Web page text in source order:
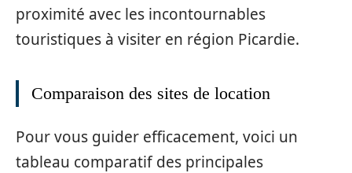
proximité avec les incontournables
touristiques à visiter en région Picardie.
Comparaison des sites de location
Pour vous guider efficacement, voici un
tableau comparatif des principales